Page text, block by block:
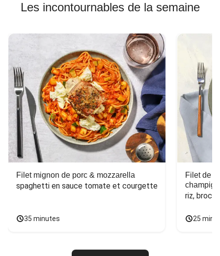
Les incontournables de la semaine
Filet mignon de porc & mozzarella
spaghetti en sauce tomate et courgette
35 minutes
Filet de
riz,
25